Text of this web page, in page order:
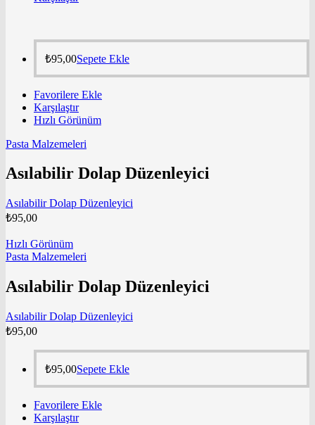
₺95,00Sepete Ekle
Favorilere Ekle
Karşılaştır
Hızlı Görünüm
Pasta Malzemeleri
Asılabilir Dolap Düzenleyici
Asılabilir Dolap Düzenleyici
₺95,00
Hızlı Görünüm
Pasta Malzemeleri
Asılabilir Dolap Düzenleyici
Asılabilir Dolap Düzenleyici
₺95,00
₺95,00Sepete Ekle
Favorilere Ekle
Karşılaştır